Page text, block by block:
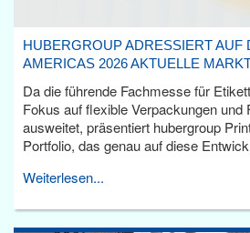
HUBERGROUP ADRESSIERT AUF
AMERICAS 2026 AKTUELLE
Da die führende Fachmesse für
Fokus auf flexible Verpackungen und
ausweitet, präsentiert hubergroup
Portfolio, das genau auf diese
Weiterlesen...